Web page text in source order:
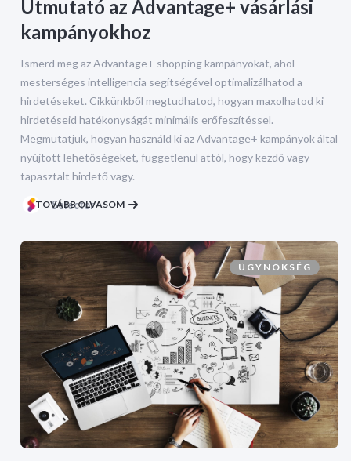
Útmutató az Advantage+ vásárlási
kampányokhoz
Ismerd meg az Advantage+ shopping kampányokat, ahol
mesterséges intelligencia segítségével optimalizálhatod a
hirdetéseket. Cikkünkből megtudhatod, hogyan maxolhatod ki
hirdetéseid hatékonyságát minimális erőfeszítéssel.
Megmutatjuk, hogyan használd ki az Advantage+ kampányok által
nyújtott lehetőségeket, függetlenül attól, hogy kezdő vagy
tapasztalt hirdető vagy.
Selector
TOVÁBB OLVASOM
ÜGYNÖKSÉG